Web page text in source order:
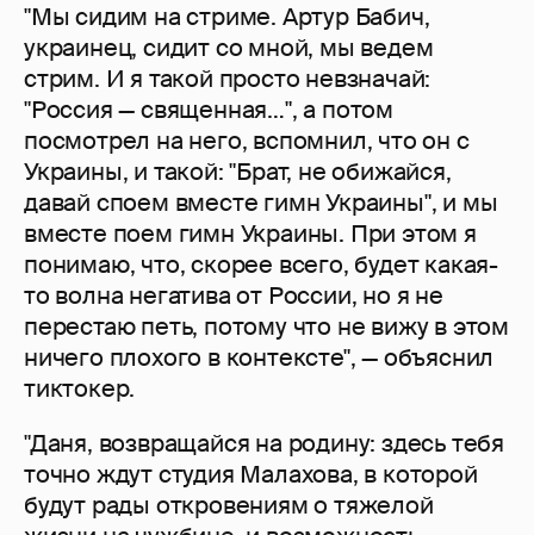
"Мы сидим на стриме. Артур Бабич,
украинец, сидит со мной, мы ведем
стрим. И я такой просто невзначай:
"Россия — священная…", а потом
посмотрел на него, вспомнил, что он с
Украины, и такой: "Брат, не обижайся,
давай споем вместе гимн Украины", и мы
вместе поем гимн Украины. При этом я
понимаю, что, скорее всего, будет какая-
то волна негатива от России, но я не
перестаю петь, потому что не вижу в этом
ничего плохого в контексте", — объяснил
тиктокер.
"Даня, возвращайся на родину: здесь тебя
точно ждут студия Малахова, в которой
будут рады откровениям о тяжелой